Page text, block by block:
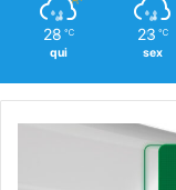
28 ℃
qui
23 ℃
sex